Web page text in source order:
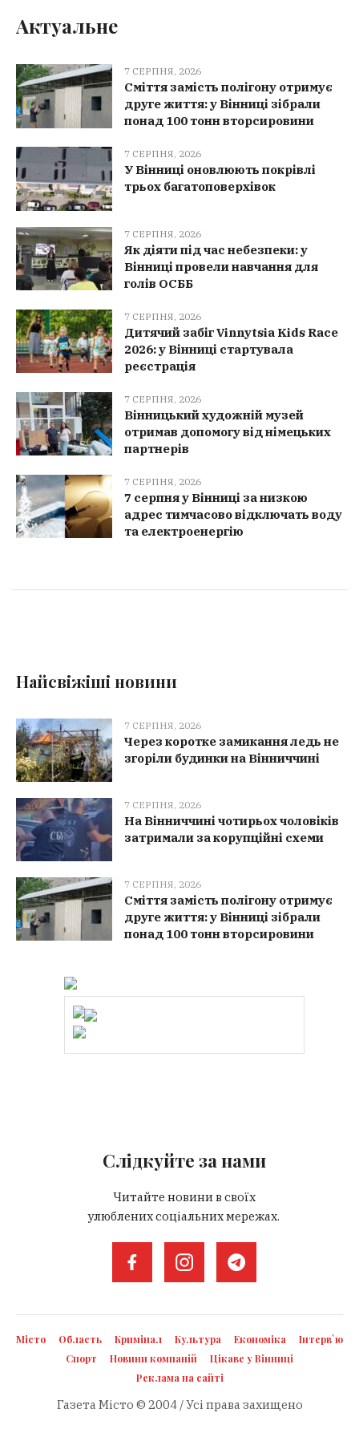
Актуальне
7 СЕРПНЯ, 2026
Сміття замість полігону отримує
друге життя: у Вінниці зібрали
понад 100 тонн вторсировини
7 СЕРПНЯ, 2026
У Вінниці оновлюють покрівлі
трьох багатоповерхівок
7 СЕРПНЯ, 2026
Як діяти під час небезпеки: у
Вінниці провели навчання для
голів ОСББ
7 СЕРПНЯ, 2026
Дитячий забіг Vinnytsia Kids Race
2026: у Вінниці стартувала
реєстрація
7 СЕРПНЯ, 2026
Вінницький художній музей
отримав допомогу від німецьких
партнерів
7 СЕРПНЯ, 2026
7 серпня у Вінниці за низкою
адрес тимчасово відключать воду
та електроенергію
Найсвіжіші новини
7 СЕРПНЯ, 2026
Через коротке замикання ледь не
згоріли будинки на Вінниччині
7 СЕРПНЯ, 2026
На Вінниччині чотирьох чоловіків
затримали за корупційні схеми
7 СЕРПНЯ, 2026
Сміття замість полігону отримує
друге життя: у Вінниці зібрали
понад 100 тонн вторсировини
Слідкуйте за нами
Читайте новини в своїх
улюблених соціальних мережах.
Місто Область Кримінал Культура Економіка
Інтерв`ю
Спорт
Новини компаній
Цікаве у Вінниці
Реклама на сайті
Газета Місто © 2004 / Усі права захищено